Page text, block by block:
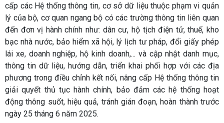
cấp các Hệ thống thông tin, cơ sở dữ liệu thuộc phạm vi quản
lý của bộ, cơ quan ngang bộ có các trường thông tin liên quan
đến đơn vị hành chính như: dân cư, hộ tịch điện tử, thuế, kho
bạc nhà nước, bảo hiểm xã hội, lý lịch tư pháp, đổi giấy phép
lái xe, doanh nghiệp, hộ kinh doanh,... và cập nhật danh mục,
thông tin dữ liệu, hướng dẫn, triển khai phối hợp với các địa
phương trong điều chỉnh kết nối, nâng cấp Hệ thống thông tin
giải quyết thủ tục hành chính, bảo đảm các hệ thống hoạt
động thông suốt, hiệu quả, tránh gián đoạn, hoàn thành trước
ngày 25 tháng 6 năm 2025.